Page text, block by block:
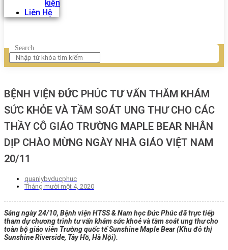
kiện
Liên Hệ
Search
BỆNH VIỆN ĐỨC PHÚC TƯ VẤN THĂM KHÁM
SỨC KHỎE VÀ TẦM SOÁT UNG THƯ CHO CÁC
THẦY CÔ GIÁO TRƯỜNG MAPLE BEAR NHÂN
DỊP CHÀO MỪNG NGÀY NHÀ GIÁO VIỆT NAM
20/11
quanlybvducphuc
Tháng mười một 4, 2020
Sáng ngày 24/10, Bệnh viện HTSS & Nam học Đức Phúc đã trực tiếp
tham dự chương trình tư vấn khám sức khoẻ và tầm soát ung thư cho
toàn bộ giáo viên Trường quốc tế Sunshine Maple Bear (Khu đô thị
Sunshine Riverside, Tây Hồ, Hà Nội).